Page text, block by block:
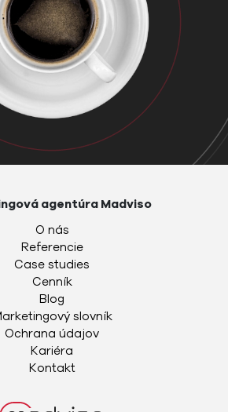
agentúra Madviso
O nás
Referencie
Case studies
Cenník
Blog
slovník
Ochrana údajov
Kariéra
Kontakt